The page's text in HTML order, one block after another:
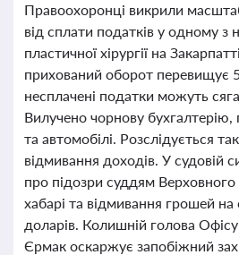
Правоохоронці викрили
від сплати податків у одному з
пластичної хірургії на
прихований оборот перевищує
несплачені податки можуть
Вилучено чорнову бухгалтерію,
та автомобілі. Розслідується
відмивання доходів. У судовій
про підозри суддям Верховного
хабарі та відмивання грошей
доларів. Колишній голова
Єрмак оскаржує запобіжний